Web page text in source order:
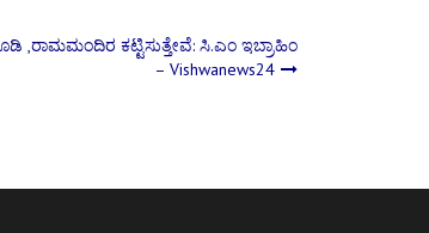
,ರಾಮಮಂದಿರ ಕಟ್ಟಿಸುತ್ತೇವೆ: ಸಿ.ಎಂ ಇಬ್ರಾಹಿಂ
– Vishwanews24